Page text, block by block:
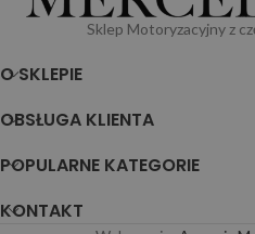
Sklep Motoryzacyjny z
O SKLEPIE
OBSŁUGA KLIENTA
POPULARNE KATEGORIE
KONTAKT